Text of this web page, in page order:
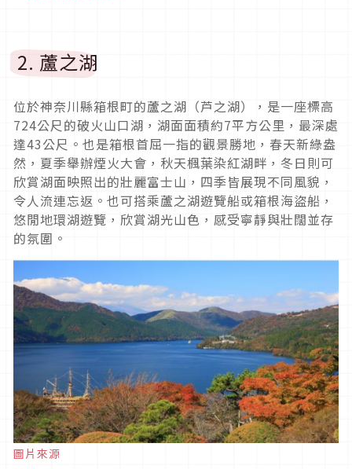
2. 蘆之湖
位於神奈川縣箱根町的蘆之湖（芦之湖），是一座標高
724公尺的破火山口湖，湖面面積約7平方公里，最深處
達43公尺。也是箱根首屈一指的觀景勝地，春天新綠盎
然，夏季舉辦煙火大會，秋天楓葉染紅湖畔，冬日則可
欣賞湖面映照出的壯麗富士山，四季皆展現不同風貌，
令人流連忘返。也可搭乘蘆之湖遊覽船或箱根海盜船，
悠閒地環湖遊覽，欣賞湖光山色，感受寧靜與壯闊並存
的氛圍。
圖片來源